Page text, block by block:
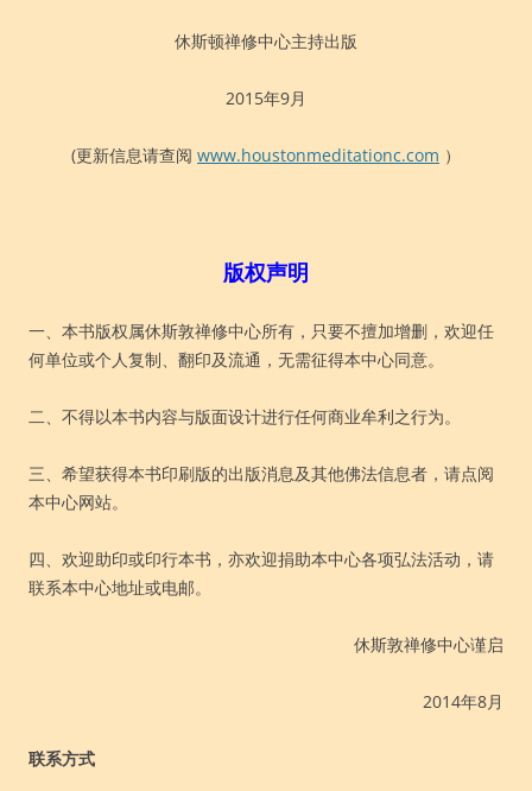
休斯顿禅修中心主持出版
2015年9月
(更新信息请查阅 www.houstonmeditationc.com ）
版权声明
一、本书版权属休斯敦禅修中心所有，只要不擅加增删，欢迎任
何单位或个人复制、翻印及流通，无需征得本中心同意。
二、不得以本书内容与版面设计进行任何商业牟利之行为。
三、希望获得本书印刷版的出版消息及其他佛法信息者，请点阅
本中心网站。
四、欢迎助印或印行本书，亦欢迎捐助本中心各项弘法活动，请
联系本中心地址或电邮。
休斯敦禅修中心谨启
2014年8月
联系方式